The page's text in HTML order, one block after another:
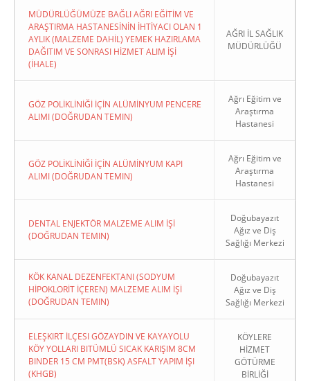
MÜDÜRLÜĞÜMÜZE BAĞLI AĞRI EĞİTİM VE
ARAŞTIRMA HASTANESİNİN İHTİYACI OLAN 1
AYLIK (MALZEME DAHİL) YEMEK HAZIRLAMA
DAĞITIM VE SONRASI HİZMET ALIM İŞİ
(İHALE)
AĞRI İL SAĞLIK
MÜDÜRLÜĞÜ
GÖZ POLİKLİNİĞİ İÇİN ALÜMİNYUM PENCERE
ALIMI (DOĞRUDAN TEMIN)
Ağrı Eğitim ve
Araştırma
Hastanesi
GÖZ POLİKLİNİĞİ İÇİN ALÜMİNYUM KAPI
ALIMI (DOĞRUDAN TEMIN)
Ağrı Eğitim ve
Araştırma
Hastanesi
DENTAL ENJEKTÖR MALZEME ALIM İŞİ
(DOĞRUDAN TEMIN)
Doğubayazıt
Ağız ve Diş
Sağlığı Merkezi
KÖK KANAL DEZENFEKTANI (SODYUM
HİPOKLORİT İÇEREN) MALZEME ALIM İŞİ
(DOĞRUDAN TEMIN)
Doğubayazıt
Ağız ve Diş
Sağlığı Merkezi
ELEŞKIRT İLÇESI GÖZAYDIN VE KAYAYOLU
KÖY YOLLARI BITÜMLÜ SICAK KARIŞIM 8CM
BINDER 15 CM PMT(BSK) ASFALT YAPIM İŞI
(KHGB)
KÖYLERE
HİZMET
GÖTÜRME
BİRLİĞİ